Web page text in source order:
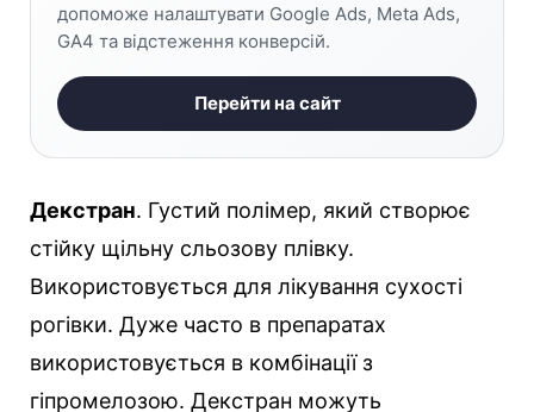
допоможе налаштувати Google Ads, Meta Ads,
GA4 та відстеження конверсій.
Перейти на сайт
Декстран. Густий полімер, який створює
стійку щільну сльозову плівку.
Використовується для лікування сухості
рогівки. Дуже часто в препаратах
використовується в комбінації з
гіпромелозою. Декстран можуть